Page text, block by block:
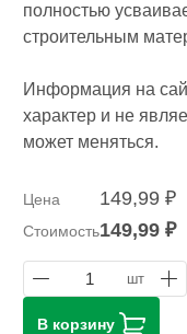
полностью
строительным
Информация на
характер и не
может меняться.
Цена 149,99 ₽
Стоимость149,99 ₽
1 шт
В корзину